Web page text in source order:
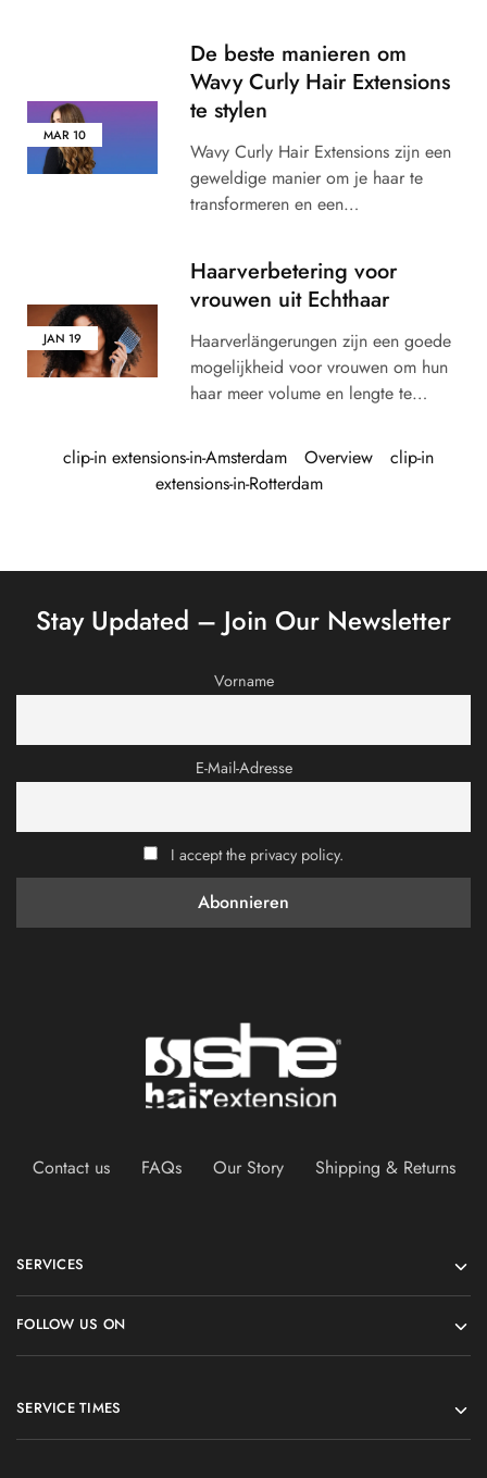
MAR10
De beste manieren om
Wavy Curly Hair Extensions
te stylen
Wavy Curly Hair Extensions zijn een
geweldige manier om je haar te
transformeren en een…
JAN 19
Haarverbetering voor
vrouwen uit Echthaar
Haarverlängerungen zijn een goede
mogelijkheid voor vrouwen om hun
haar meer volume en lengte te…
clip-in extensions-in-Amsterdam Overview
clip-in
extensions-in-Rotterdam
Stay Updated – Join Our Newsletter
Vorname
E-Mail-Adresse
I accept the privacy policy.
Contact us FAQs Our Story Shipping & Returns
SERVICES
FOLLOW US ON
SERVICE TIMES